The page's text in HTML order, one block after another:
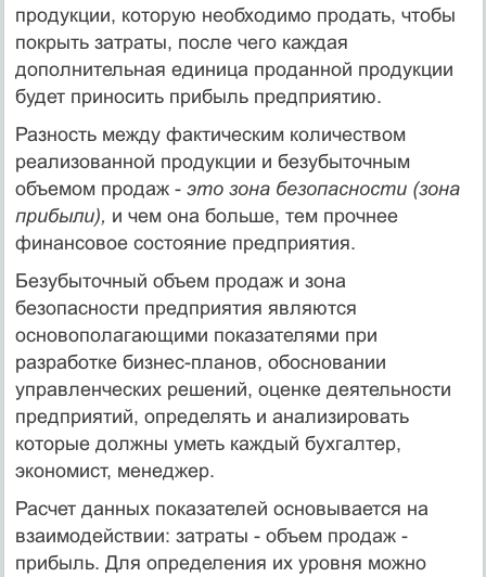
продукции, которую необходимо продать, чтобы
покрыть затраты, после чего каждая
дополнительная единица проданной продукции
будет приносить прибыль предприятию.
Разность между фактическим количеством
реализованной продукции и безубыточным
объемом продаж - это зона безопасности (зона
прибыли), и чем она больше, тем прочнее
финансовое состояние предприятия.
Безубыточный объем продаж и зона
безопасности предприятия являются
основополагающими показателями при
разработке бизнес-планов, обосновании
управленческих решений, оценке деятельности
предприятий, определять и анализировать
которые должны уметь каждый бухгалтер,
экономист, менеджер.
Расчет данных показателей основывается на
взаимодействии: затраты - объем продаж -
прибыль. Для определения их уровня можно